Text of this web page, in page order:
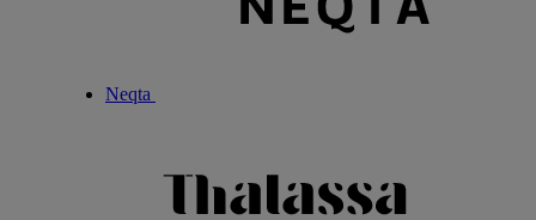
Neqta